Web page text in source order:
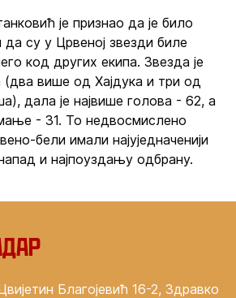
је признао да је било
да су у Црвеној звезди биле
код других екипа. Звезда је
(два више од Хајдука и три од
дала је највише голова - 62, а
- 31. То недвосмислено
бели имали најуједначенији
напад и најпоуздању одбрану.
Благојевић 16-2, Здравко